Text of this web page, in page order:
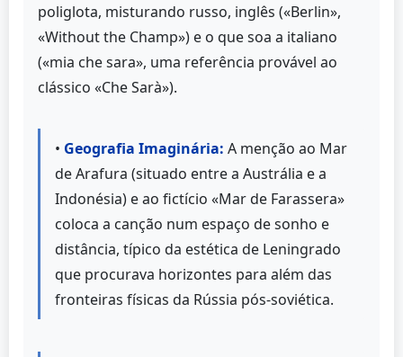
poliglota, misturando russo, inglês («Berlin»,
«Without the Champ») e o que soa a italiano
(«mia che sara», uma referência provável ao
clássico «Che Sarà»).
• Geografia Imaginária: A menção ao Mar
de Arafura (situado entre a Austrália e a
Indonésia) e ao fictício «Mar de Farassera»
coloca a canção num espaço de sonho e
distância, típico da estética de Leningrado
que procurava horizontes para além das
fronteiras físicas da Rússia pós-soviética.